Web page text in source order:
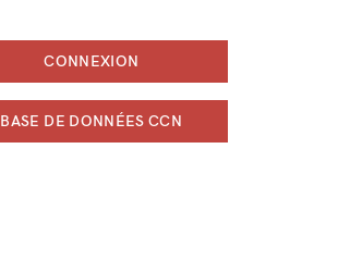
CONNEXION
BASE DE DONNÉES CCN